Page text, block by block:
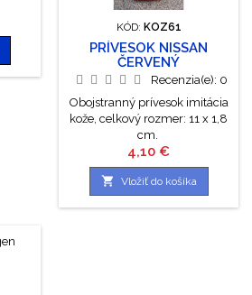
KÓD: KOZ61
PRÍVESOK NISSAN
ČERVENÝ
Recenzia(e): 0
Obojstranný prívesok imitácia
kože, celkový rozmer: 11 x 1,8
cm.
Cena
4,10 €
 Vložiť do košíka